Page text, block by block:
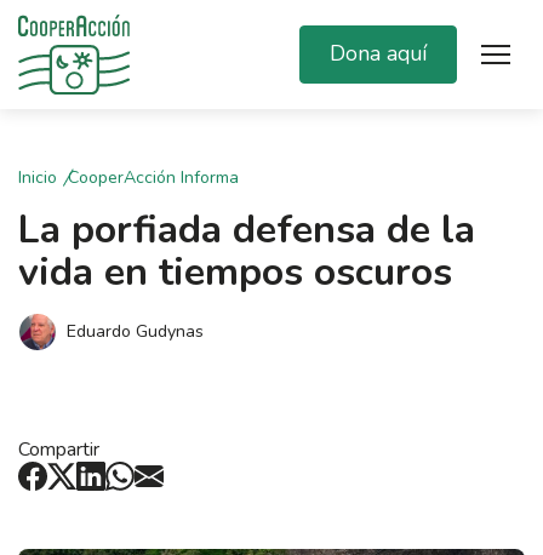
Dona aquí
Inicio CooperAcción Informa
La porfiada defensa de la
vida en tiempos oscuros
Eduardo Gudynas
Compartir